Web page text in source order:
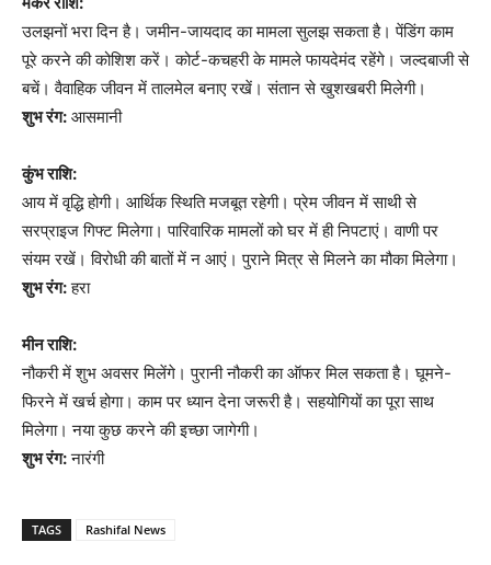
उलझनों भरा दिन है। जमीन-जायदाद का मामला सुलझ सकता है। पेंडिंग काम
पूरे करने की कोशिश करें। कोर्ट-कचहरी के मामले फायदेमंद रहेंगे। जल्दबाजी से
बचें। वैवाहिक जीवन में तालमेल बनाए रखें। संतान से खुशखबरी मिलेगी।
शुभ रंग: आसमानी
कुंभ राशि:
आय में वृद्धि होगी। आर्थिक स्थिति मजबूत रहेगी। प्रेम जीवन में साथी से
सरप्राइज गिफ्ट मिलेगा। पारिवारिक मामलों को घर में ही निपटाएं। वाणी पर
संयम रखें। विरोधी की बातों में न आएं। पुराने मित्र से मिलने का मौका मिलेगा।
शुभ रंग:हरा
मीन राशि:
नौकरी में शुभ अवसर मिलेंगे। पुरानी नौकरी का ऑफर मिल सकता है। घूमने-
फिरने में खर्च होगा। काम पर ध्यान देना जरूरी है। सहयोगियों का पूरा साथ
मिलेगा। नया कुछ करने की इच्छा जागेगी।
शुभ रंग:नारंगी
TAGS Rashifal News